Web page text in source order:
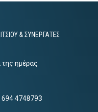
& ΣΥΝΕΡΓΑΤΕΣ
της ημέρας
694 4748793